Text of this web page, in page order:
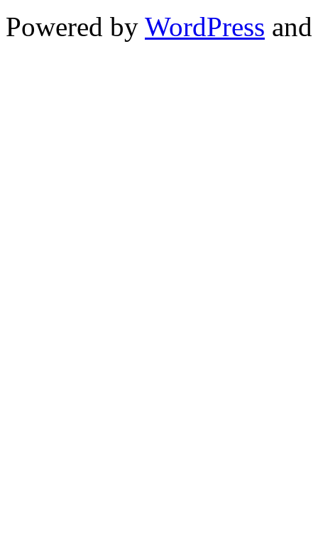
Powered by WordPress